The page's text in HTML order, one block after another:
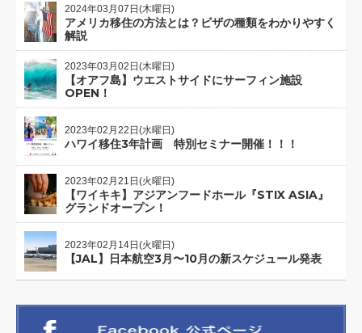
2024年03月07日(木曜日)
アメリカ移住の方法とは？ビザの種類をわかりやすく
解説
2023年03月02日(木曜日)
【オアフ島】ウエストサイドにサーフィン施設
OPEN！
2023年02月22日(水曜日)
ハワイ移住3年計画 特別セミナー開催！！！
2023年02月21日(火曜日)
【ワイキキ】アジアンフードホール『STIX ASIA』
グランドオープン！
2023年02月14日(火曜日)
【JAL】日本航空3月〜10月の新スケジュール発表